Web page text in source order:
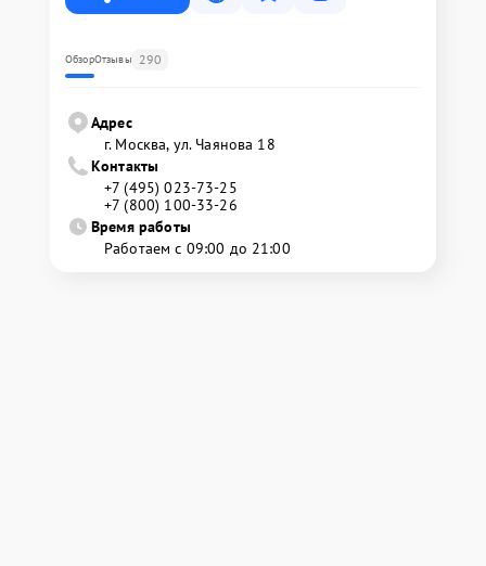
ОбзорОтзывы 290
Адрес
г. Москва, ул. Чаянова 18
Контакты
+7 (495) 023-73-25
+7 (800) 100-33-26
Время работы
Работаем с 09:00 до 21:00